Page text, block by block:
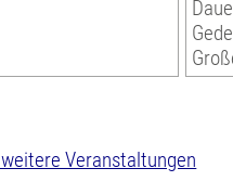
weitere Veranstaltungen